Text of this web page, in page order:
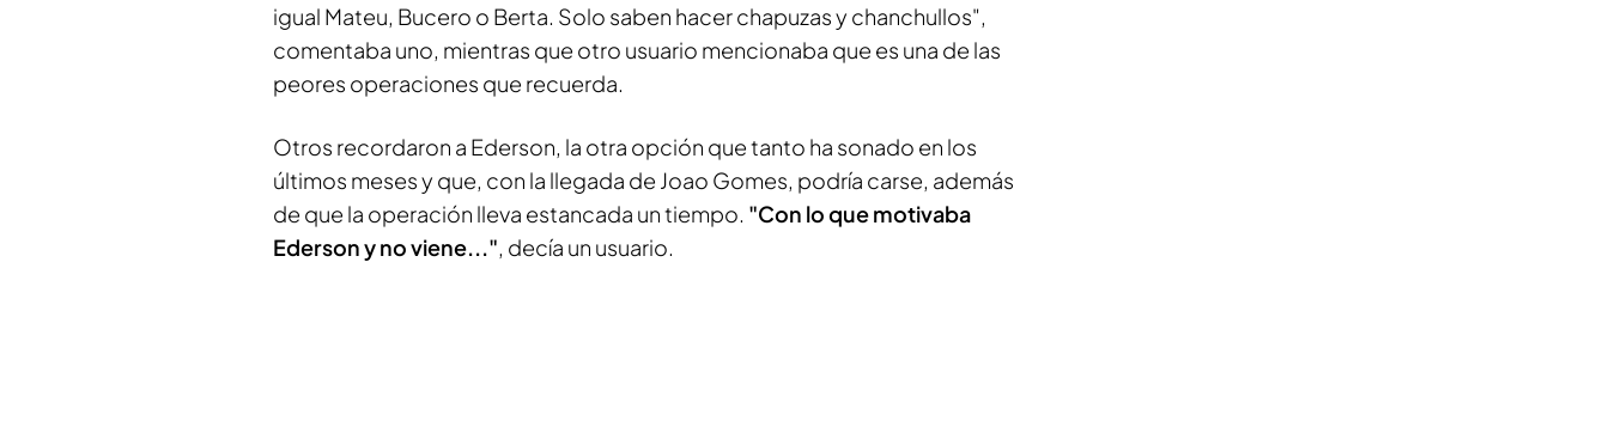
igual Mateu, Bucero o Berta. Solo saben hacer chapuzas y chanchullos",
comentaba uno, mientras que otro usuario mencionaba que es una de las
peores operaciones que recuerda.
Otros recordaron a Ederson, la otra opción que tanto ha sonado en los
últimos meses y que, con la llegada de Joao Gomes, podría carse, además
de que la operación lleva estancada un tiempo. "Con lo que motivaba
Ederson y no viene...", decía un usuario.